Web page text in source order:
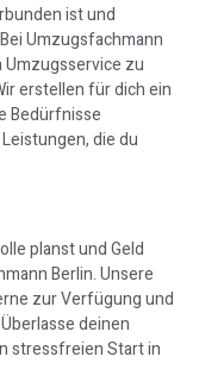
ist und
Umzugsfachmann
zu
erstellen für dich ein
Bedürfnisse
die du
planst und Geld
Berlin. Unsere
zur Verfügung und
deinen
stressfreien Start in